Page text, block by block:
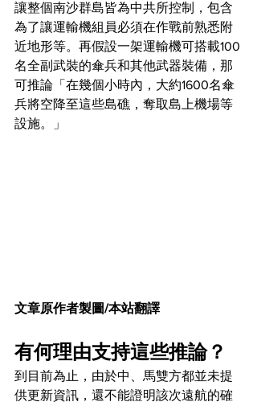
讓整個南沙群島皆為中共所控制，包含
為了讓運輸機組員必須在作戰前熟悉附
近地形等。再假設一架運輸機可搭載100
名全副武裝的傘兵和其他武器裝備，那
可推論「在幾個小時內，大約1600名傘
兵將空降至這些島礁，奪取島上機場等
設施。」
文章原作者製圖/本站翻譯
有何理由支持這些推論？
到目前為止，由於中、馬雙方都並未提
供更新資訊，還不能證明該次遠航的確